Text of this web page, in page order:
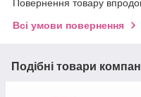
Повернення товару
Всі умови повернення
Подібні товари